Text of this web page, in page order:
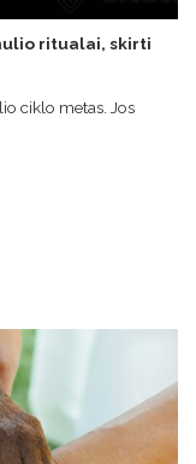
ritualai, skirti
ciklo metas. Jos